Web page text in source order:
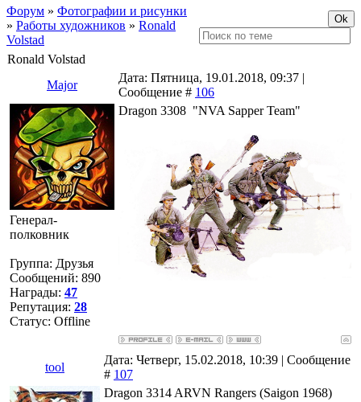
Форум » Фотографии и рисунки
» Работы художников » Ronald
Volstad
Ronald Volstad
Major
Дата: Пятница, 19.01.2018, 09:37 |
Сообщение # 106
Генерал-
полковник
Группа: Друзья
Сообщений: 890
Награды: 47
Репутация: 28
Статус: Offline
Dragon 3308 "NVA Sapper Team"
tool
Дата: Четверг, 15.02.2018, 10:39 | Сообщение
# 107
Dragon 3314 ARVN Rangers (Saigon 1968)